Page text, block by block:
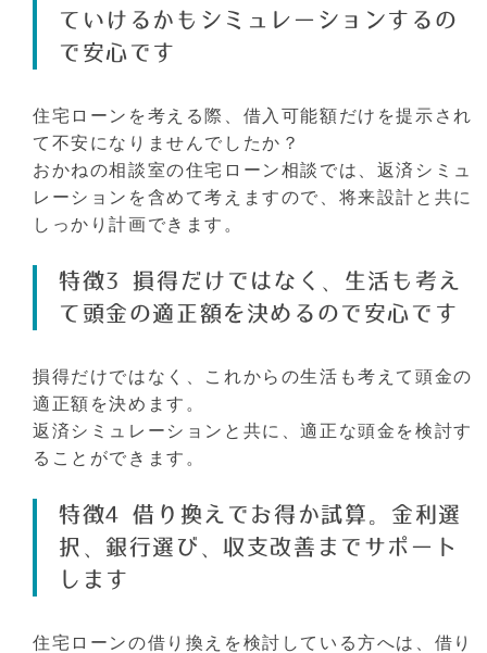
ていけるかもシミュレーションするの
で安心です
住宅ローンを考える際、借入可能額だけを提示され
て不安になりませんでしたか？
おかねの相談室の住宅ローン相談では、返済シミュ
レーションを含めて考えますので、将来設計と共に
しっかり計画できます。
特徴3 損得だけではなく、生活も考え
て頭金の適正額を決めるので安心です
損得だけではなく、これからの生活も考えて頭金の
適正額を決めます。
返済シミュレーションと共に、適正な頭金を検討す
ることができます。
特徴4 借り換えでお得か試算。金利選
択、銀行選び、収支改善までサポート
します
住宅ローンの借り換えを検討している方へは、借り